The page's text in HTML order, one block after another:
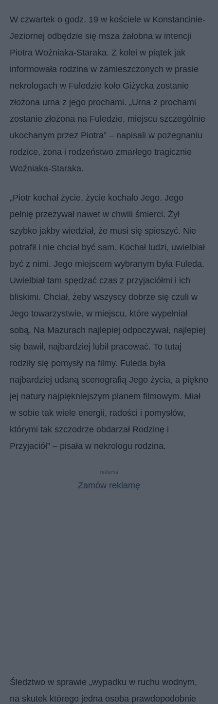
W czwartek o godz. 19 w kościele w Konstancinie-
Jeziornej odbędzie się msza żałobna w intencji
Piotra Woźniaka-Staraka. Z kolei w piątek jak
informowała rodzina w zamieszczonych w prasie
nekrologach w Fuledzie koło Giżycka zostanie
złożona urna z jego prochami. „Urna z prochami
zostanie złożona na Fuledzie, miejscu szczególnie
ukochanym przez Piotra” – napisali w pożegnaniu
rodzice, żona i rodzeństwo zmarłego tragicznie
Woźniaka-Staraka.
„Piotr kochał życie, życie kochało Jego. Jego
pełnię przeżywał nawet w chwili śmierci. Żył
szybko jakby wiedział, że musi się spieszyć. Nie
potrafił i nie chciał być sam. Kochał ludzi, uwielbiał
być z nimi. Jego miejscem wybranym była Fuleda.
Uwielbiał tam spędzać czas z przyjaciółmi i ich
bliskimi. Chciał, żeby wszyscy dobrze się czuli w
Jego towarzystwie, w miejscu, które wypełniał
sobą. Na Mazurach najlepiej odpoczywał, najlepiej
się bawił, najbardziej lubił pracować. To tutaj
rodziły się pomysły na filmy. Fuleda była
najbardziej udaną scenografią Jego życia, a piękno
jej natury najpiękniejszym planem filmowym. Miał
w sobie tak wiele energii, radości i pomysłów,
którymi tak szczodrze obdarzał Rodzinę i
Przyjaciół” – pisała w nekrologu rodzina.
reklama
Zamów reklamę
Śledztwo w sprawie „wypadku w ruchu wodnym,
na skutek którego jedna osoba prawdopodobnie